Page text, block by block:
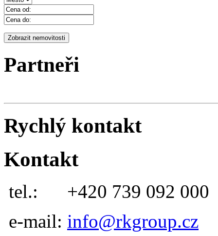
Partneři
Rychlý kontakt
Kontakt
tel.: +420 739 092 000
e-mail: info@rkgroup.cz